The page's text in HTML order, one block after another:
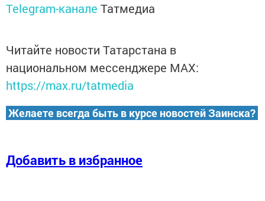
Telegram-канале Татмедиа
Читайте новости Татарстана в
национальном мессенджере MАХ:
https://max.ru/tatmedia
Желаете всегда быть в курсе новостей Заинска?
Добавить в избранное